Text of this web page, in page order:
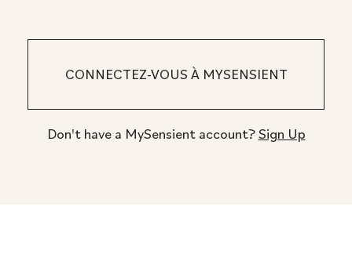
Don't have a MySensient account?Sign Up